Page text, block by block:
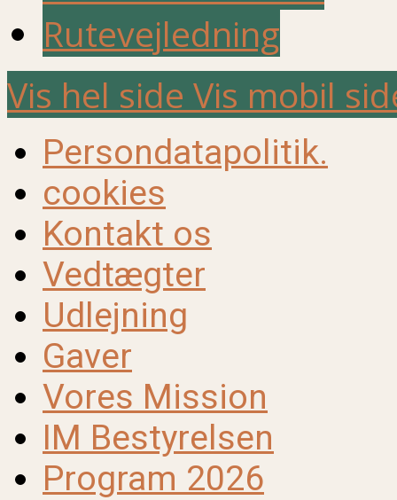
Rutevejledning
Vis hel side Vis mobil
Persondatapolitik.
cookies
Kontakt os
Vedtægter
Udlejning
Gaver
Vores Mission
IM Bestyrelsen
Program 2026